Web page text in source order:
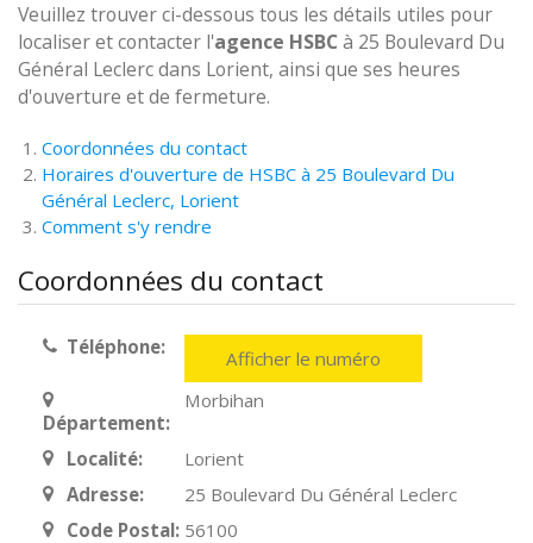
Veuillez trouver ci-dessous tous les détails utiles pour
localiser et contacter l'agence HSBC à 25 Boulevard Du
Général Leclerc dans Lorient, ainsi que ses heures
d'ouverture et de fermeture.
Coordonnées du contact
Horaires d'ouverture de HSBC à 25 Boulevard Du
Général Leclerc, Lorient
Comment s'y rendre
Coordonnées du contact
Téléphone: Afficher le numéro
Département:
Morbihan
Localité:
Lorient
Adresse:
25 Boulevard Du Général Leclerc
Code Postal: 56100